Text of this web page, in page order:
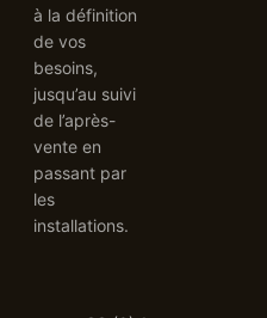
à la définition
de vos
besoins,
jusqu’au suivi
de l’après-
vente en
passant par
les
installations.